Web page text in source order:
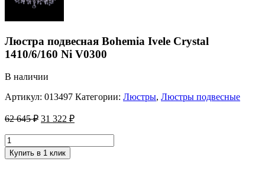
Люстра подвесная Bohemia Ivele Crystal
1410/6/160 Ni V0300
В наличии
Артикул: 013497 Категории: Люстры, Люстры подвесные
62 645₽ 31 322 ₽
Купить в 1 клик